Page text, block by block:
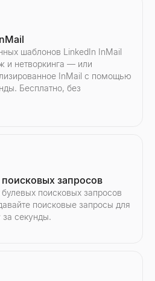
шаблонов LinkedIn InMail
и нетворкинга — или
InMail с помощью
Бесплатно, без
запросов
поисковых запросов
поисковые запросы для
за секунды.